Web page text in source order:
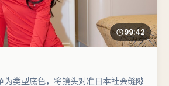
99:42
为类型底色，将镜头对准日本社会缝隙